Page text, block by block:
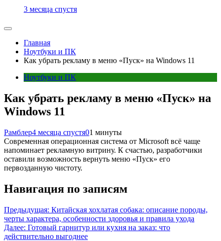
3 месяца спустя
Главная
Ноутбуки и ПК
Как убрать рекламу в меню «Пуск» на Windows 11
Ноутбуки и ПК
Как убрать рекламу в меню «Пуск» на
Windows 11
Рамблер4 месяца спустя01 минуты
Современная операционная система от Microsoft всё чаще
напоминает рекламную витрину. К счастью, разработчики
оставили возможность вернуть меню «Пуск» его
первозданную чистоту.
Навигация по записям
Предыдущая: Китайская хохлатая собака: описание породы,
черты характера, особенности здоровья и правила ухода
Далее: Готовый гарнитур или кухня на заказ: что
действительно выгоднее